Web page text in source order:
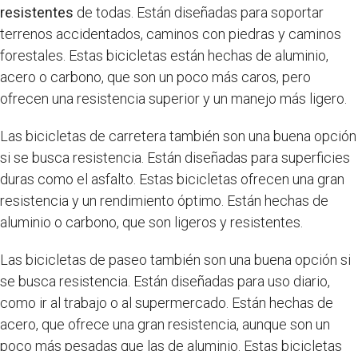
resistentes de todas. Están diseñadas para soportar
terrenos accidentados, caminos con piedras y caminos
forestales. Estas bicicletas están hechas de aluminio,
acero o carbono, que son un poco más caros, pero
ofrecen una resistencia superior y un manejo más ligero.
Las bicicletas de carretera también son una buena opción
si se busca resistencia. Están diseñadas para superficies
duras como el asfalto. Estas bicicletas ofrecen una gran
resistencia y un rendimiento óptimo. Están hechas de
aluminio o carbono, que son ligeros y resistentes.
Las bicicletas de paseo también son una buena opción si
se busca resistencia. Están diseñadas para uso diario,
como ir al trabajo o al supermercado. Están hechas de
acero, que ofrece una gran resistencia, aunque son un
poco más pesadas que las de aluminio. Estas bicicletas